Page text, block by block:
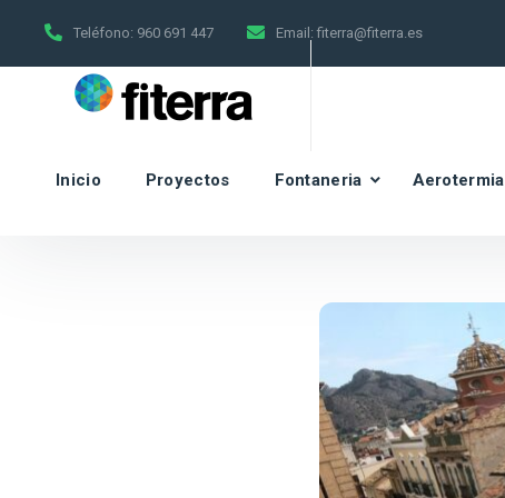
Teléfono: 960 691 447 Email: fiterra@fiterra.es
Inicio Proyectos Fontaneria Aerotermia